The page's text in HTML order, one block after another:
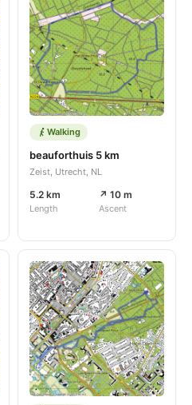
Walking
beauforthuis 5 km
Zeist, Utrecht, NL
5.2 km
Length
↗ 10 m
Ascent